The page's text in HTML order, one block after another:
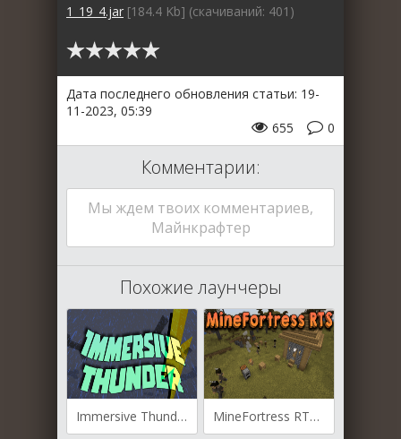
1_19_4.jar [184.4 Kb] (cкачиваний: 401)
Дата последнего обновления статьи: 19-
11-2023, 05:39
0
655
Комментарии:
Мы ждем твоих комментариев,
Майнкрафтер
Похожие лаунчеры
Immersive Thunder для Майнкрафт [1.20.2, 1.20.1, 1.19.4] MineFortress RTS для Майнкрафт [1.20.1, 1.20, 1.18.2]